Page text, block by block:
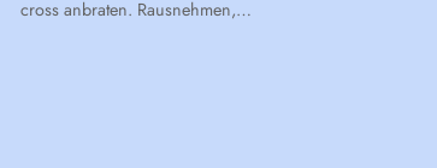
cross anbraten. Rausnehmen,…